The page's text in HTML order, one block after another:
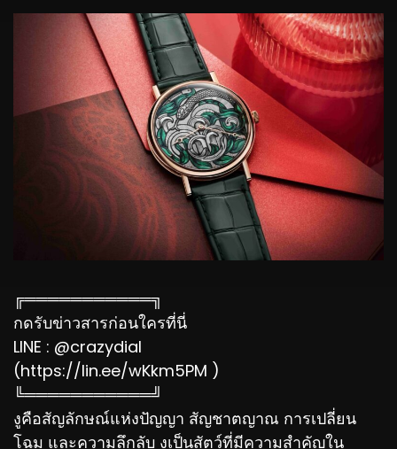
╔═══════════╗
กดรับข่าวสารก่อนใครที่นี่
LINE : @crazydial
(https://lin.ee/wKkm5PM )
╚═══════════╝
งูคือสัญลักษณ์แห่งปัญญา สัญชาตญาณ การเปลี่ยน
โฉม และความลึกลับ งูเป็นสัตว์ที่มีความสำคัญใน